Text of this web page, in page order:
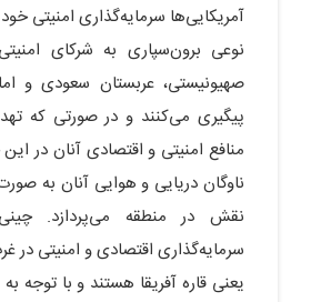
آمریکایی‌ها سرمایه‌گذاری امنیتی
نوعی برون‌سپاری به شرکای
صهیونیستی، عربستان سعودی و
پیگیری می‌کنند و در صورتی که
منافع امنیتی و اقتصادی آنان در
ناوگان دریایی و هوایی آنان به
نقش در منطقه می‌پردازد.
سرمایه‌گذاری اقتصادی و امنیتی در
یعنی قاره آفریقا هستند و با توجه